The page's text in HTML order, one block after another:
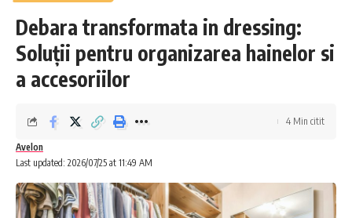
Debara transformata in dressing:
Soluții pentru organizarea hainelor si
a accesoriilor
Last updated: 2026/07/25 at 11:49 AM
Avelon
4 Min citit